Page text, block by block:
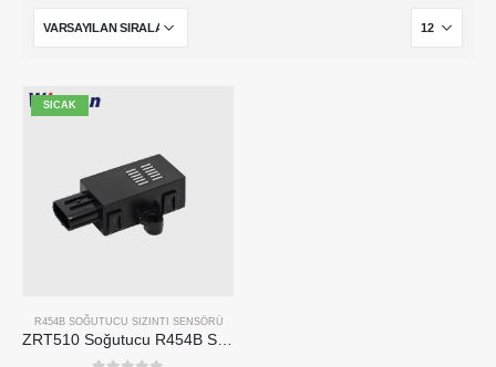
SICAK
R454B SOĞUTUCU SIZINTI SENSÖRÜ